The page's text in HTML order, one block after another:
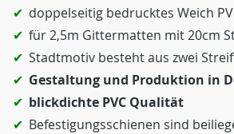
doppelseitig bedrucktes Weich
für 2,5m Gittermatten mit 20cm
Stadtmotiv besteht aus zwei
Gestaltung und Produktion in
blickdichte PVC Qualität
Befestigungsschienen sind